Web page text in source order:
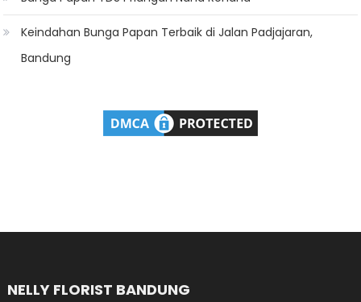
Keindahan Bunga Papan Terbaik di Jalan Padjajaran,
Bandung
NELLY FLORIST BANDUNG